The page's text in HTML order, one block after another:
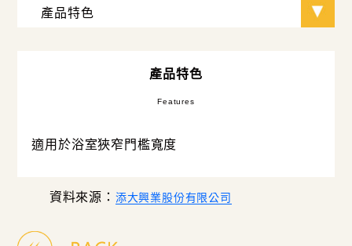
產品特色
Features
適用於浴室狹窄門檻寬度
資料來源： 添大興業股份有限公司